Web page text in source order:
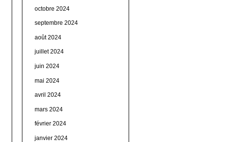
octobre 2024
septembre 2024
août 2024
juillet 2024
juin 2024
mai 2024
avril 2024
mars 2024
février 2024
janvier 2024